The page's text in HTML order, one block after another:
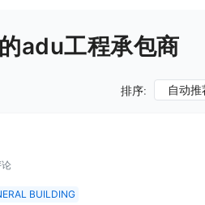
adu工程承包商
排序: 自动推
BUILDING